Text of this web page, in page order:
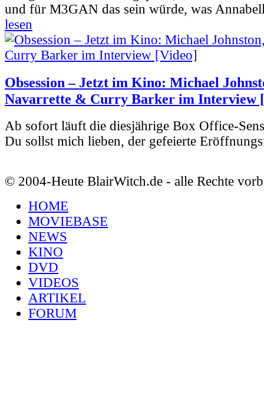
und für M3GAN das sein würde, was
lesen
Obsession – Jetzt im Kino: Michael
Navarrette & Curry Barker im Interview
Ab sofort läuft die diesjährige Box Office-
Du sollst mich lieben, der gefeierte
© 2004-Heute BlairWitch.de - alle Rechte
HOME
MOVIEBASE
NEWS
KINO
DVD
VIDEOS
ARTIKEL
FORUM